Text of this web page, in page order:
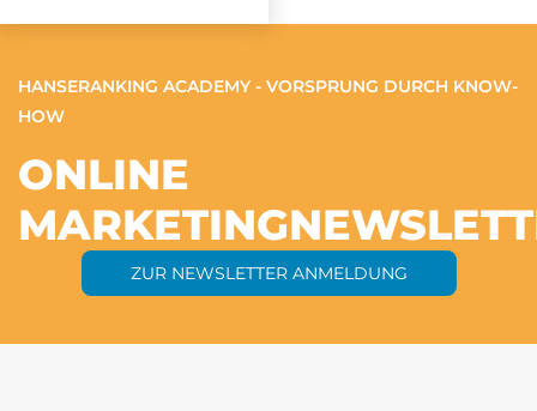
HANSERANKING ACADEMY - VORSPRUNG DURCH KNOW-
HOW
ONLINE
MARKETING
ZUR NEWSLETTER ANMELDUNG